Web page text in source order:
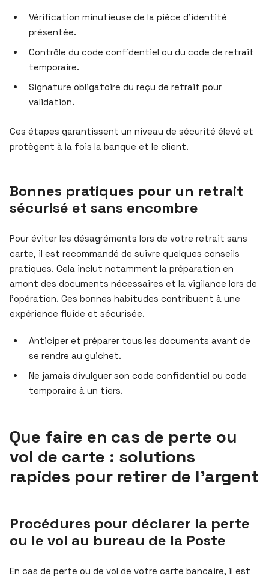
Vérification minutieuse de la pièce d’identité
présentée.
Contrôle du code confidentiel ou du code de retrait
temporaire.
Signature obligatoire du reçu de retrait pour
validation.
Ces étapes garantissent un niveau de sécurité élevé et
protègent à la fois la banque et le client.
Bonnes pratiques pour un retrait
sécurisé et sans encombre
Pour éviter les désagréments lors de votre retrait sans
carte, il est recommandé de suivre quelques conseils
pratiques. Cela inclut notamment la préparation en
amont des documents nécessaires et la vigilance lors de
l’opération. Ces bonnes habitudes contribuent à une
expérience fluide et sécurisée.
Anticiper et préparer tous les documents avant de
se rendre au guichet.
Ne jamais divulguer son code confidentiel ou code
temporaire à un tiers.
Que faire en cas de perte ou
vol de carte : solutions
rapides pour retirer de l’argent
Procédures pour déclarer la perte
ou le vol au bureau de la Poste
En cas de perte ou de vol de votre carte bancaire, il est